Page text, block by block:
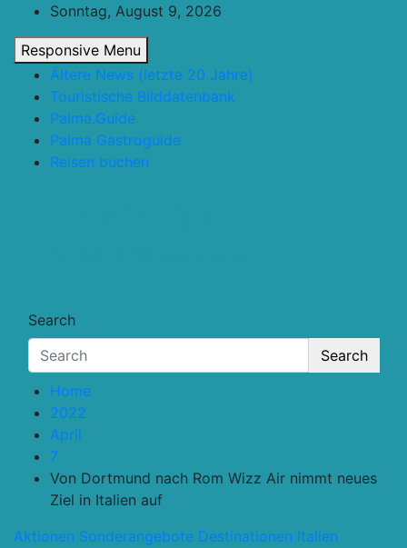
content
Sonntag, August 9, 2026
Responsive Menu
Ältere News (letzte 20 Jahre)
Touristische Bilddatenbank
Palma.Guide
Palma Gastroguide
Reisen buchen
Search
Search
Home
2022
April
7
Von Dortmund nach Rom Wizz Air nimmt neues
Ziel in Italien auf
Aktionen Sonderangebote Destinationen Italien